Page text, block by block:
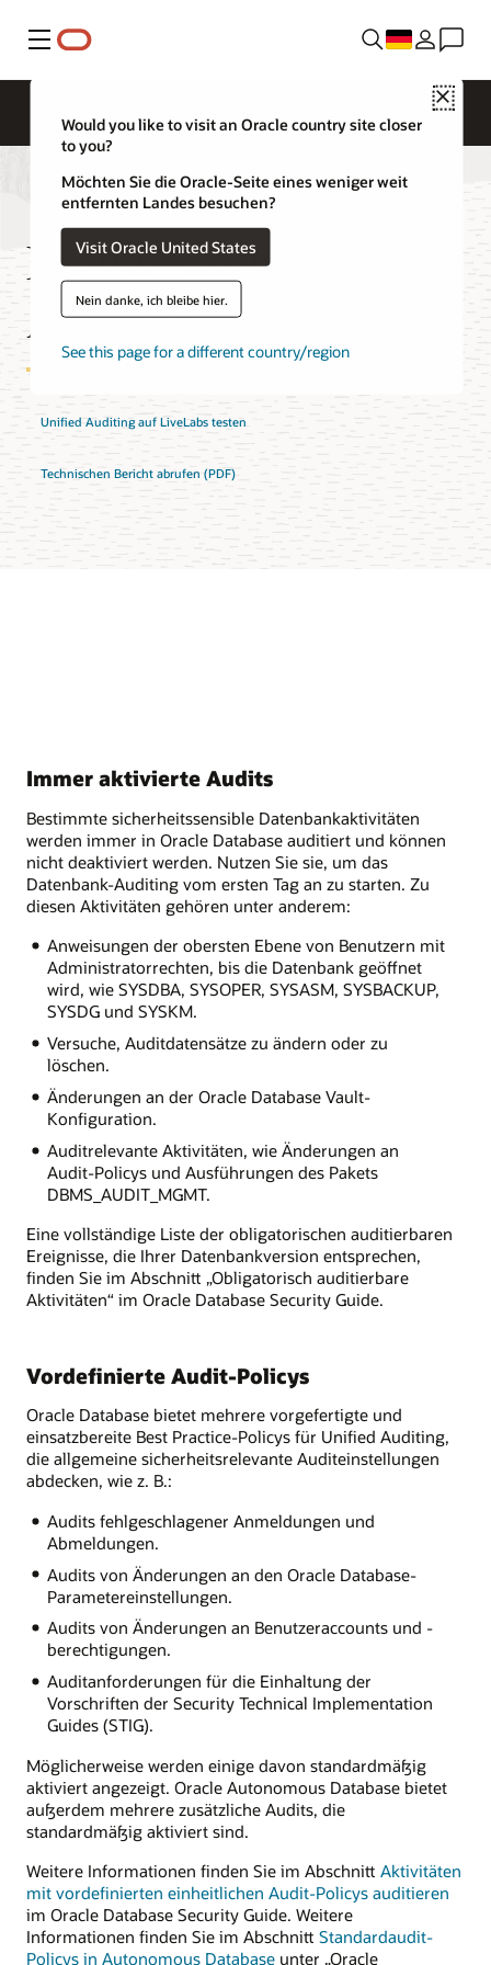
Menü
Close
Would you like to visit an Oracle country site closer
to you?
Möchten Sie die Oracle-Seite eines weniger weit
entfernten Landes besuchen?
Visit Oracle United States
Nein danke, ich bleibe hier.
See this page for a different country/region
Features von Unified
Auditing
Unified Auditing auf LiveLabs testen
Technischen Bericht abrufen (PDF)
Immer aktivierte Audits
Bestimmte sicherheitssensible Datenbankaktivitäten
werden immer in Oracle Database auditiert und können
nicht deaktiviert werden. Nutzen Sie sie, um das
Datenbank-Auditing vom ersten Tag an zu starten. Zu
diesen Aktivitäten gehören unter anderem:
Anweisungen der obersten Ebene von Benutzern mit
Administratorrechten, bis die Datenbank geöffnet
wird, wie SYSDBA, SYSOPER, SYSASM, SYSBACKUP,
SYSDG und SYSKM.
Versuche, Auditdatensätze zu ändern oder zu
löschen.
Änderungen an der Oracle Database Vault-
Konfiguration.
Auditrelevante Aktivitäten, wie Änderungen an
Audit-Policys und Ausführungen des Pakets
DBMS_AUDIT_MGMT.
Eine vollständige Liste der obligatorischen auditierbaren
Ereignisse, die Ihrer Datenbankversion entsprechen,
finden Sie im Abschnitt „Obligatorisch auditierbare
Aktivitäten“ im Oracle Database Security Guide.
Vordefinierte Audit-Policys
Oracle Database bietet mehrere vorgefertigte und
einsatzbereite Best Practice-Policys für Unified Auditing,
die allgemeine sicherheitsrelevante Auditeinstellungen
abdecken, wie z. B.:
Audits fehlgeschlagener Anmeldungen und
Abmeldungen.
Audits von Änderungen an den Oracle Database-
Parametereinstellungen.
Audits von Änderungen an Benutzeraccounts und -
berechtigungen.
Auditanforderungen für die Einhaltung der
Vorschriften der Security Technical Implementation
Guides (STIG).
Möglicherweise werden einige davon standardmäßig
aktiviert angezeigt. Oracle Autonomous Database bietet
außerdem mehrere zusätzliche Audits, die
standardmäßig aktiviert sind.
Weitere Informationen finden Sie im Abschnitt Aktivitäten
mit vordefinierten einheitlichen Audit-Policys auditieren
im Oracle Database Security Guide. Weitere
Informationen finden Sie im Abschnitt Standardaudit-
Policys in Autonomous Database unter „Oracle